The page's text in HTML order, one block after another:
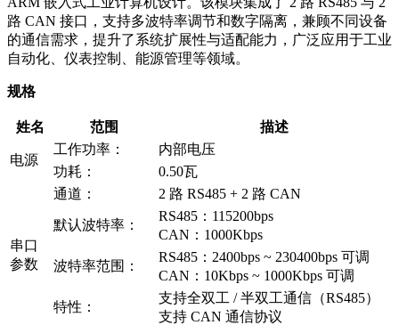
路 CAN 接口，支持多波特率调节和数字隔离，兼顾不同设备
的通信需求，提升了系统扩展性与适配能力，广泛应用于工业
自动化、仪表控制、能源管理等领域。
规格
姓名 范围 描述
电源
工作功率：
内部电压
功耗：
0.50瓦
串口
参数
通道： 2 路 RS485 + 2 路 CAN
默认波特率：
RS485：115200bps
CAN：1000Kbps
波特率范围：
RS485：2400bps ~ 230400bps 可调
CAN：10Kbps ~ 1000Kbps 可调
特性：
支持全双工 / 半双工通信（RS485）
支持 CAN 通信协议